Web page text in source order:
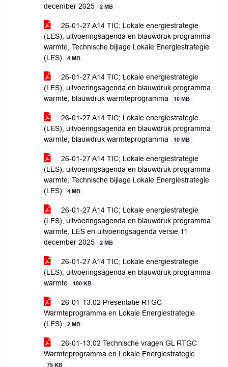
december 2025
2 MB
26-01-27 A14 TIC; Lokale energiestrategie
(LES), uitvoeringsagenda en blauwdruk programma
warmte, Technische bijlage Lokale Energiestrategie
(LES)
4 MB
26-01-27 A14 TIC; Lokale energiestrategie
(LES), uitvoeringsagenda en blauwdruk programma
warmte, blauwdruk warmteprogramma
10 MB
26-01-27 A14 TIC; Lokale energiestrategie
(LES), uitvoeringsagenda en blauwdruk programma
warmte, blauwdruk warmteprogramma
10 MB
26-01-27 A14 TIC; Lokale energiestrategie
(LES), uitvoeringsagenda en blauwdruk programma
warmte, Technische bijlage Lokale Energiestrategie
(LES)
4 MB
26-01-27 A14 TIC; Lokale energiestrategie
(LES), uitvoeringsagenda en blauwdruk programma
warmte, LES en uitvoeringsagenda versie 11
december 2025
2 MB
26-01-27 A14 TIC; Lokale energiestrategie
(LES), uitvoeringsagenda en blauwdruk programma
warmte
180 KB
26-01-13.02 Presentatie RTGC
Warmteprogramma en Lokale Energiestrategie
(LES)
2 MB
26-01-13.02 Technische vragen GL RTGC
Warmteprogramma en Lokale Energiestrategie
75 KB